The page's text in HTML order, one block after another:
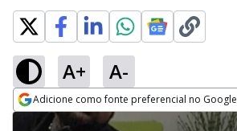
A+ A-
Adicione como fonte preferencial no Google
Opens in new window